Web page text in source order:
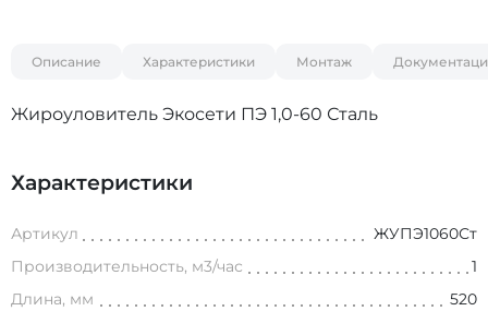
Описание Характеристики Монтаж
Жироуловитель Экосети ПЭ 1,0-60 Сталь
Характеристики
Артикул
ЖУПЭ1060Ст
Производительность, м3/час
1
Длина, мм
520